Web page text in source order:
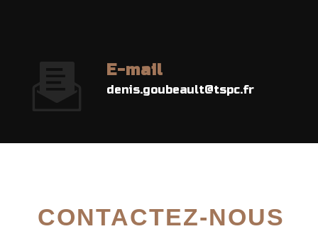
E-mail
denis.goubeault@tspc.fr
CONTACTEZ-NOUS